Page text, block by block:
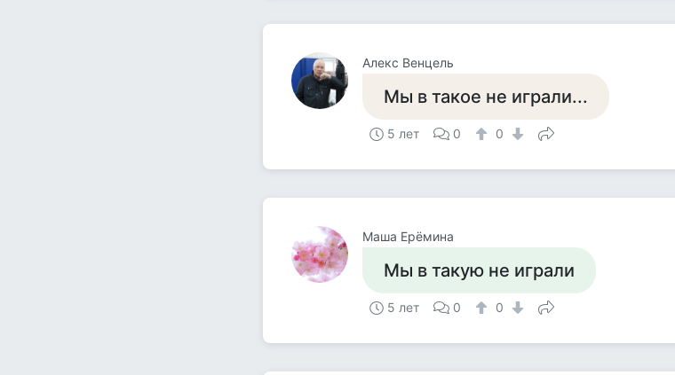
Алекс Венцель
Мы в такое не играли...
5 лет 0 0
Маша Ерёмина
Мы в такую не играли
5 лет 0 0